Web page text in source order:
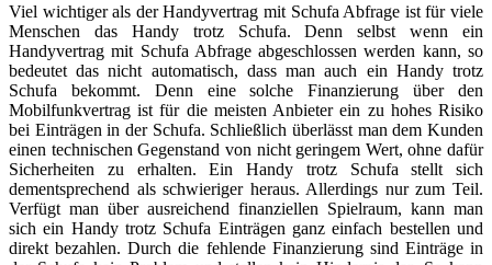
Viel wichtiger als der Handyvertrag mit Schufa Abfrage ist für viele
Menschen das Handy trotz Schufa. Denn selbst wenn ein
Handyvertrag mit Schufa Abfrage abgeschlossen werden kann, so
bedeutet das nicht automatisch, dass man auch ein Handy trotz
Schufa bekommt. Denn eine solche Finanzierung über den
Mobilfunkvertrag ist für die meisten Anbieter ein zu hohes Risiko
bei Einträgen in der Schufa. Schließlich überlässt man dem Kunden
einen technischen Gegenstand von nicht geringem Wert, ohne dafür
Sicherheiten zu erhalten. Ein Handy trotz Schufa stellt sich
dementsprechend als schwieriger heraus. Allerdings nur zum Teil.
Verfügt man über ausreichend finanziellen Spielraum, kann man
sich ein Handy trotz Schufa Einträgen ganz einfach bestellen und
direkt bezahlen. Durch die fehlende Finanzierung sind Einträge in